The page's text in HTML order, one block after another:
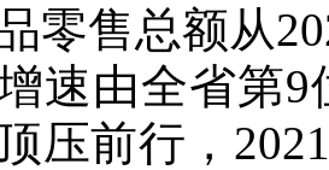
零售总额从
速由全省第
压前行，